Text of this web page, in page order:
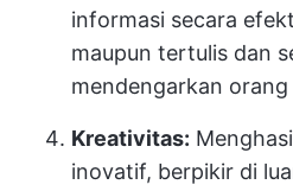
informasi secara
maupun tertulis dan
mendengarkan orang
Kreativitas:
inovatif, berpikir di